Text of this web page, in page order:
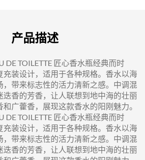
产品描述
DE TOILETTE 匠心香水瓶经典而时
充装设计，适用于各种规格。香水以海
，带来标志性的活力清新之感。中调混
迭香的芳香，让人联想到地中海的壮丽
广藿香，展现这款香水的阳刚魅力。
DE TOILETTE 匠心香水瓶经典而时
充装设计，适用于各种规格。香水以海
，带来标志性的活力清新之感。中调混
迭香的芳香，让人联想到地中海的壮丽